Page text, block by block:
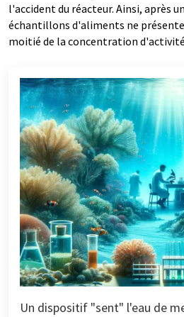
l'accident du réacteur. Ainsi, après
échantillons d'aliments ne
moitié de la concentration
Un dispositif "sent" l'eau de